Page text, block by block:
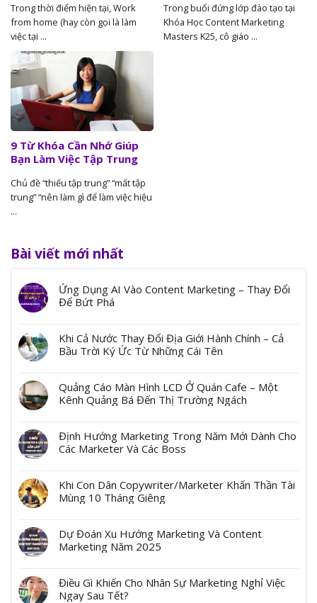
19
Trong thời điểm hiện tại, Work
from home (hay còn gọi là làm
việc tại ...
Trong buổi đứng lớp đào tạo tại
Khóa Học Content Marketing
Masters K25, cô giáo ...
9 Từ Khóa Cần Nhớ Giúp
Bạn Làm Việc Tập Trung
Chủ đề “thiếu tập trung” “mất tập
trung” “nên làm gì để làm việc hiệu
...
Bài viết mới nhất
Ứng Dụng AI Vào Content Marketing – Thay Đổi
Để Bứt Phá
Khi Cả Nước Thay Đổi Địa Giới Hành Chính – Cả
Bầu Trời Ký Ức Từ Những Cái Tên
Quảng Cáo Màn Hình LCD Ở Quán Cafe – Một
Kênh Quảng Bá Đến Thị Trường Ngách
Định Hướng Marketing Trong Năm Mới Dành Cho
Các Marketer Và Các Boss
Khi Con Dân Copywriter/Marketer Khấn Thần Tài
Mùng 10 Tháng Giêng
Dự Đoán Xu Hướng Marketing Và Content
Marketing Năm 2025
Điều Gì Khiến Cho Nhân Sự Marketing Nghỉ Việc
Ngay Sau Tết?